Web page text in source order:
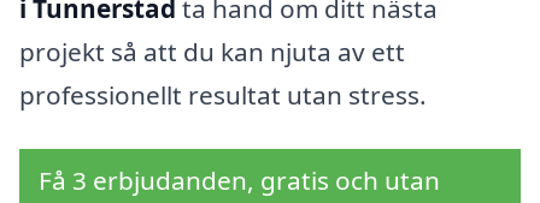
i Tunnerstad ta hand om ditt nästa
projekt så att du kan njuta av ett
professionellt resultat utan stress.
Få 3 erbjudanden, gratis och utan